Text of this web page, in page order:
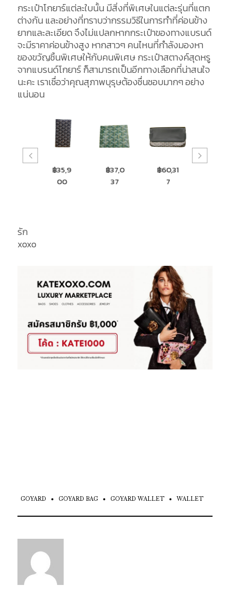
กระเป๋าโกยาร์แต่ละใบนั้น มีสิ่งที่พิเศษในแต่ละรุ่นที่แตก
ต่างกัน และอย่างที่ทราบว่ากรรมวิธีในการทำที่ค่อนข้าง
ยากและละเอียด จึงไม่แปลกหากกระเป๋าของทางแบรนด์
จะมีราคาค่อนข้างสูง หากสาวๆ คนไหนที่กำลังมองหา
ของขวัญชิ้นพิเศษให้กับคนพิเศษ กระเป๋าสตางค์สุดหรู
จากแบรนด์โกยาร์ ก็สามารถเป็นอีกทางเลือกที่น่าสนใจ
นะคะ เราเชื่อว่าคุณสุภาพบุรุษต้องชื่นชอบมากๆ อย่าง
แน่นอน
฿37,0
37
฿60,31
7
฿60,31
7
รัก
xoxo
GOYARD GOYARD BAG GOYARD WALLET WALLET